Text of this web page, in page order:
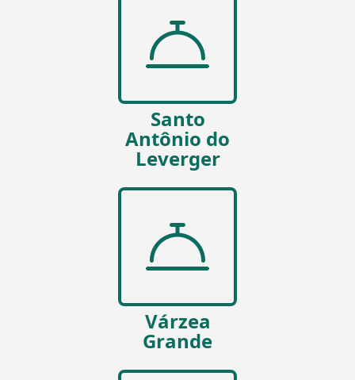
Santo
Antônio do
Leverger
Várzea
Grande